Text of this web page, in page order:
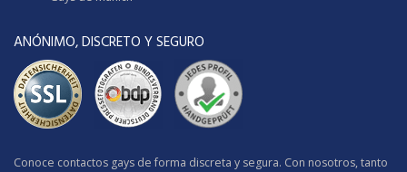
ANÓNIMO, DISCRETO Y SEGURO
Conoce contactos gays de forma discreta y segura. Con nosotros, tanto